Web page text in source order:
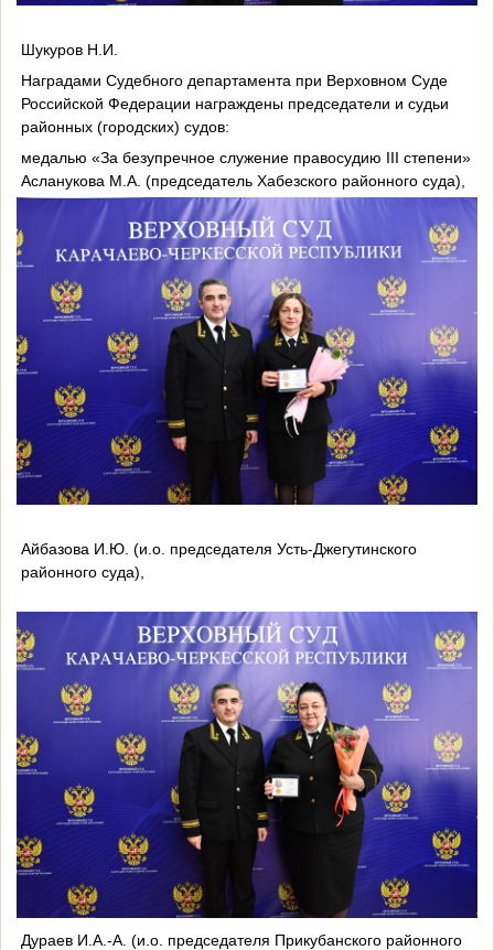
Шукуров Н.И.
Наградами Судебного департамента при Верховном Суде
Российской Федерации награждены председатели и судьи
районных (городских) судов:
медалью «За безупречное служение правосудию III степени»
Асланукова М.А. (председатель Хабезского районного суда),
Айбазова И.Ю. (и.о. председателя Усть-Джегутинского
районного суда),
Дураев И.А.-А. (и.о. председателя Прикубанского районного